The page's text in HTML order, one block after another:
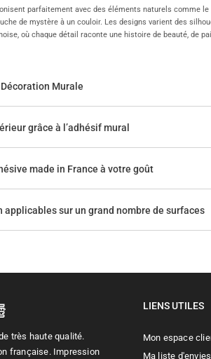
parfaitement avec des éléments naturels comme
de mystère à un couloir. Les designs varient des
où chaque détail raconte une histoire de beauté, de
Murale
grâce à l’adhésif mural
made in France à votre goût
applicables sur un grand nombre de surfaces
très haute qualité.
française. Impression
LIENS UTILES
Mon espace
Ma liste d'envies